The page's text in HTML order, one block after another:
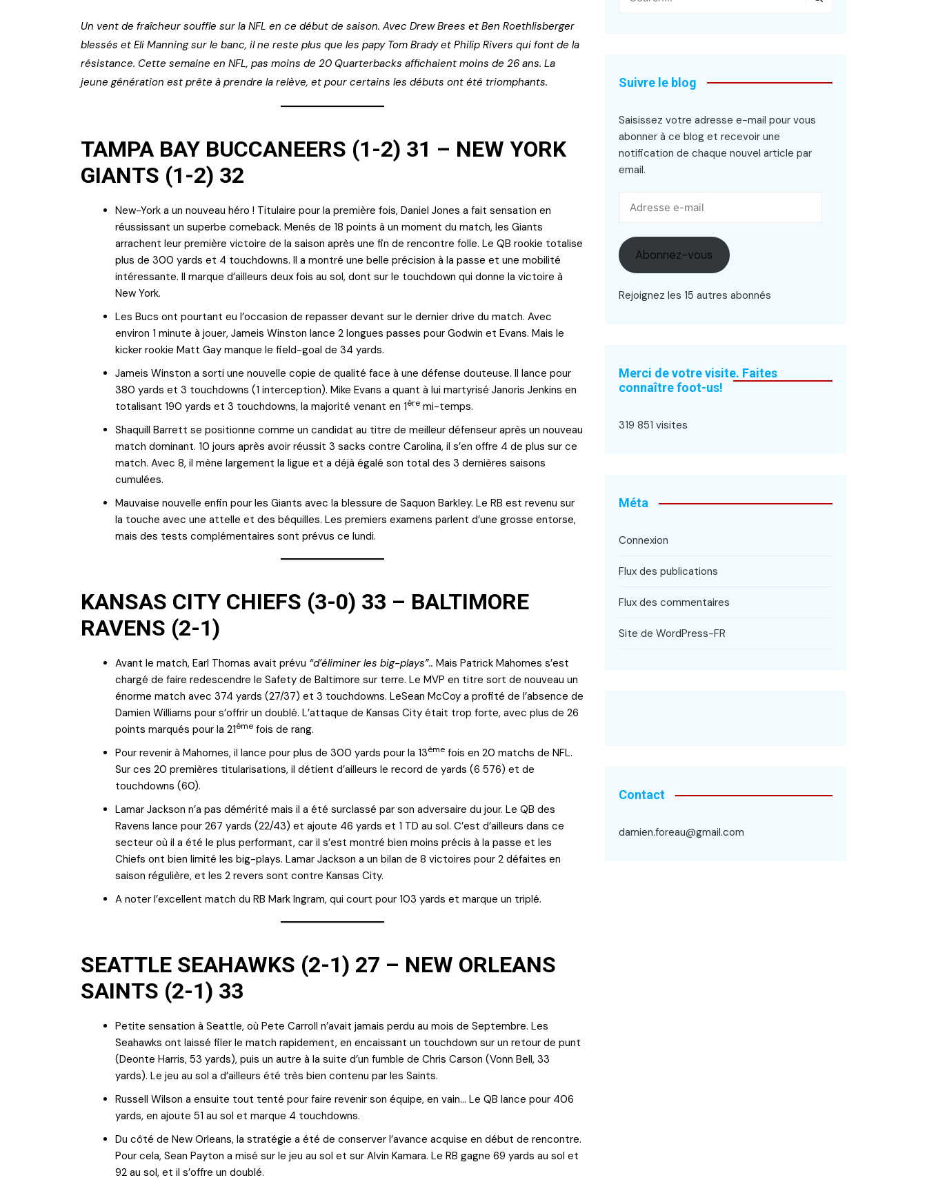
Un vent de fraîcheur souffle sur la NFL en ce début de saison. Avec Drew Brees et Ben Roethlisberger
blessés et Eli Manning sur le banc, il ne reste plus que les papy Tom Brady et Philip Rivers qui font de la
résistance. Cette semaine en NFL, pas moins de 20 Quarterbacks affichaient moins de 26 ans. La
jeune génération est prête à prendre la relève, et pour certains les débuts ont été triomphants.
TAMPA BAY BUCCANEERS (1-2) 31 – NEW YORK
GIANTS (1-2) 32
New-York a un nouveau héro ! Titulaire pour la première fois, Daniel Jones a fait sensation en
réussissant un superbe comeback. Menés de 18 points à un moment du match, les Giants
arrachent leur première victoire de la saison après une fin de rencontre folle. Le QB rookie totalise
plus de 300 yards et 4 touchdowns. Il a montré une belle précision à la passe et une mobilité
intéressante. Il marque d’ailleurs deux fois au sol, dont sur le touchdown qui donne la victoire à
New York.
Les Bucs ont pourtant eu l’occasion de repasser devant sur le dernier drive du match. Avec
environ 1 minute à jouer, Jameis Winston lance 2 longues passes pour Godwin et Evans. Mais le
kicker rookie Matt Gay manque le field-goal de 34 yards.
Jameis Winston a sorti une nouvelle copie de qualité face à une défense douteuse. Il lance pour
380 yards et 3 touchdowns (1 interception). Mike Evans a quant à lui martyrisé Janoris Jenkins en
totalisant 190 yards et 3 touchdowns, la majorité venant en 1ère mi-temps.
Shaquill Barrett se positionne comme un candidat au titre de meilleur défenseur après un nouveau
match dominant. 10 jours après avoir réussit 3 sacks contre Carolina, il s’en offre 4 de plus sur ce
match. Avec 8, il mène largement la ligue et a déjà égalé son total des 3 dernières saisons
cumulées.
Mauvaise nouvelle enfin pour les Giants avec la blessure de Saquon Barkley. Le RB est revenu sur
la touche avec une attelle et des béquilles. Les premiers examens parlent d’une grosse entorse,
mais des tests complémentaires sont prévus ce lundi.
KANSAS CITY CHIEFS (3-0) 33 – BALTIMORE
RAVENS (2-1)
Avant le match, Earl Thomas avait prévu “d’éliminer les big-plays”.. Mais Patrick Mahomes s’est
chargé de faire redescendre le Safety de Baltimore sur terre. Le MVP en titre sort de nouveau un
énorme match avec 374 yards (27/37) et 3 touchdowns. LeSean McCoy a profité de l’absence de
Damien Williams pour s’offrir un doublé. L’attaque de Kansas City était trop forte, avec plus de 26
points marqués pour la 21ème fois de rang.
Pour revenir à Mahomes, il lance pour plus de 300 yards pour la 13ème fois en 20 matchs de NFL.
Sur ces 20 premières titularisations, il détient d’ailleurs le record de yards (6 576) et de
touchdowns (60).
Lamar Jackson n’a pas démérité mais il a été surclassé par son adversaire du jour. Le QB des
Ravens lance pour 267 yards (22/43) et ajoute 46 yards et 1 TD au sol. C’est d’ailleurs dans ce
secteur où il a été le plus performant, car il s’est montré bien moins précis à la passe et les
Chiefs ont bien limité les big-plays. Lamar Jackson a un bilan de 8 victoires pour 2 défaites en
saison régulière, et les 2 revers sont contre Kansas City.
A noter l’excellent match du RB Mark Ingram, qui court pour 103 yards et marque un triplé.
SEATTLE SEAHAWKS (2-1) 27 – NEW ORLEANS
SAINTS (2-1) 33
Petite sensation à Seattle, où Pete Carroll n’avait jamais perdu au mois de Septembre. Les
Seahawks ont laissé filer le match rapidement, en encaissant un touchdown sur un retour de punt
(Deonte Harris, 53 yards), puis un autre à la suite d’un fumble de Chris Carson (Vonn Bell, 33
yards). Le jeu au sol a d’ailleurs été très bien contenu par les Saints.
Russell Wilson a ensuite tout tenté pour faire revenir son équipe, en vain… Le QB lance pour 406
yards, en ajoute 51 au sol et marque 4 touchdowns.
Du côté de New Orleans, la stratégie a été de conserver l’avance acquise en début de rencontre.
Pour cela, Sean Payton a misé sur le jeu au sol et sur Alvin Kamara. Le RB gagne 69 yards au sol et
92 au sol, et il s’offre un doublé.
Suivre le blog
Saisissez votre adresse e-mail pour vous
abonner à ce blog et recevoir une
notification de chaque nouvel article par
email.
Abonnez-vous
Rejoignez les 15 autres abonnés
Merci de votre visite. Faites
connaître foot-us!
319 851 visites
Méta
Connexion
Flux des publications
Flux des commentaires
Site de WordPress-FR
Contact
damien.foreau@gmail.com